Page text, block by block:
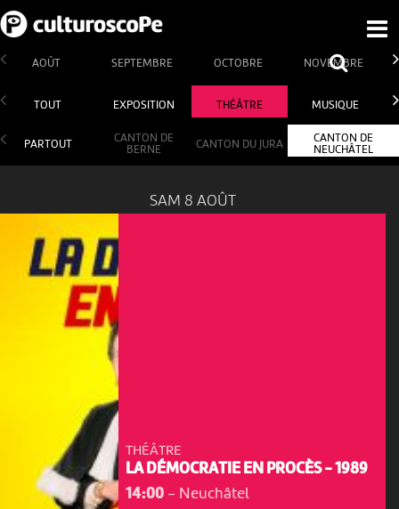
AOÛT SEPTEMBRE OCTOBRE NOVEMBRE
TOUT EXPOSITION THÉÂTRE MUSIQUE
PARTOUT
CANTON DE
BERNE
CANTON DU JURA
CANTON DE
NEUCHÂTEL
SAM 8 AOÛT
THÉÂTRE
LA DÉMOCRATIE EN PROCÈS - 1989
14:00- Neuchâtel